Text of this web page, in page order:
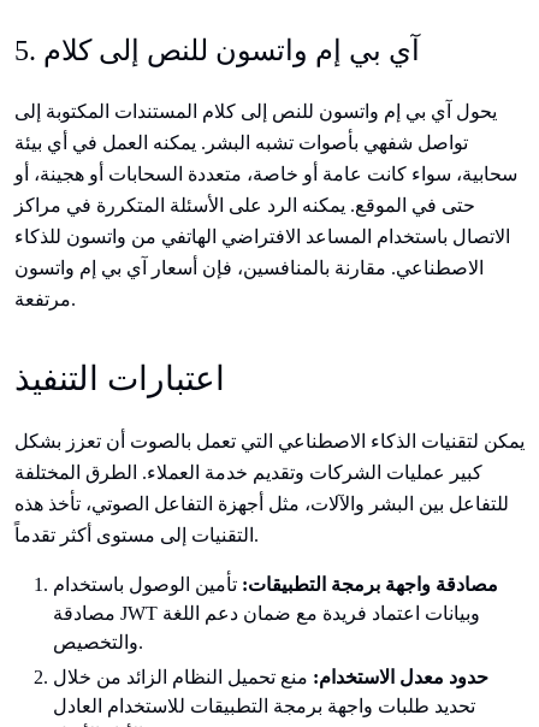
5. آي بي إم واتسون للنص إلى كلام
يحول آي بي إم واتسون للنص إلى كلام المستندات المكتوبة إلى
تواصل شفهي بأصوات تشبه البشر. يمكنه العمل في أي بيئة
سحابية، سواء كانت عامة أو خاصة، متعددة السحابات أو هجينة، أو
حتى في الموقع. يمكنه الرد على الأسئلة المتكررة في مراكز
الاتصال باستخدام المساعد الافتراضي الهاتفي من واتسون للذكاء
الاصطناعي. مقارنة بالمنافسين، فإن أسعار آي بي إم واتسون
مرتفعة.
اعتبارات التنفيذ
يمكن لتقنيات الذكاء الاصطناعي التي تعمل بالصوت أن تعزز بشكل
كبير عمليات الشركات وتقديم خدمة العملاء. الطرق المختلفة
للتفاعل بين البشر والآلات، مثل أجهزة التفاعل الصوتي، تأخذ هذه
التقنيات إلى مستوى أكثر تقدماً.
مصادقة واجهة برمجة التطبيقات: تأمين الوصول باستخدام
مصادقة JWT وبيانات اعتماد فريدة مع ضمان دعم اللغة
والتخصيص.
حدود معدل الاستخدام: منع تحميل النظام الزائد من خلال
تحديد طلبات واجهة برمجة التطبيقات للاستخدام العادل